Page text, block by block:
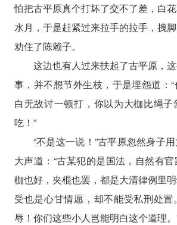
怕把古平原真个打坏了交不了差，白
水月，于是赶紧过来拉手的拉手，拽
劝住了陈赖子。
这边也有人过来扶起了古平原，
事，并不想节外生枝，于是埋怨道：
白无故讨一顿打，你以为大枷比绳
吃！”
“不是这一说！”古平原忽然身子
大声道：“古某犯的是国法，自然有
枷也好，夹棍也罢，都是大清律例里
受也是心甘情愿，却不能受私刑处
辱！你们这些小人岂能明白这个道理。